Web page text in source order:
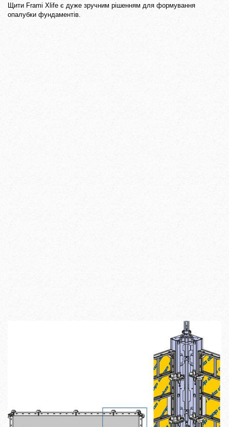
Щити Frami Xlife є дуже зручним рішенням для формування
опалубки фундаментів.